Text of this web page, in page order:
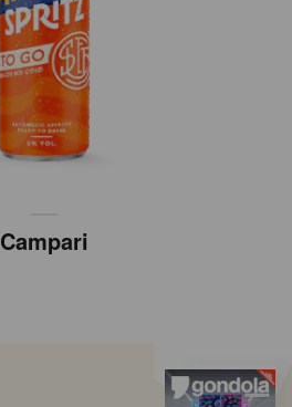
Campari